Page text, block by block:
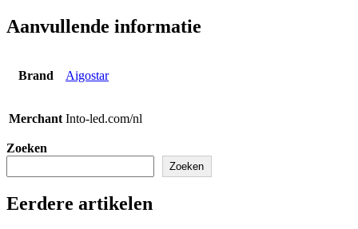
Aanvullende informatie
Brand Aigostar
Merchant Into-led.com/nl
Zoeken
Zoeken
Eerdere artikelen